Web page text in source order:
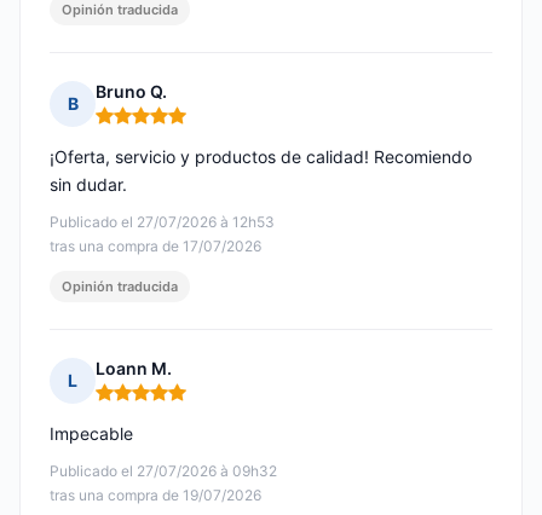
Opinión traducida
B
Bruno Q.
Nota: 5 de 5
Publicado el 27/07/2026 à 12h53
tras una compra de 17/07/2026
¡Oferta, servicio y productos de calidad! Recomiendo
sin dudar.
Opinión traducida
L
Loann M.
Nota: 5 de 5
Publicado el 27/07/2026 à 09h32
tras una compra de 19/07/2026
Impecable